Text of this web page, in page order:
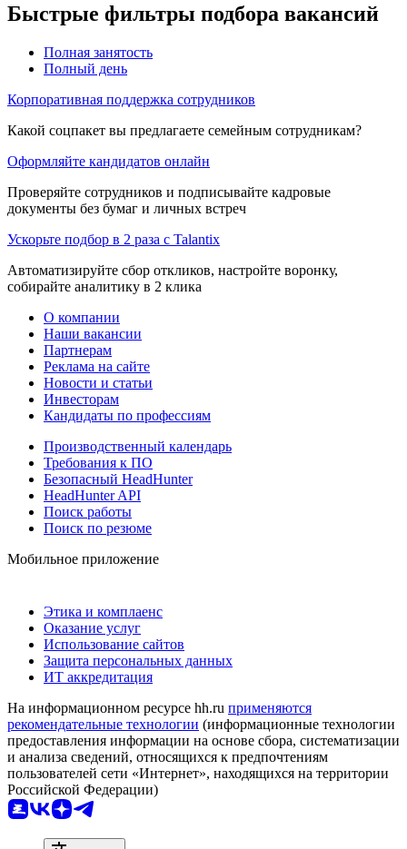
Быстрые фильтры подбора вакансий
Полная занятость
Полный день
Корпоративная поддержка сотрудников
Какой соцпакет вы предлагаете семейным сотрудникам?
Оформляйте кандидатов онлайн
Проверяйте сотрудников и подписывайте кадровые
документы без бумаг и личных встреч
Ускорьте подбор в 2 раза с Talantix
Автоматизируйте сбор откликов, настройте воронку,
собирайте аналитику в 2 клика
О компании
Наши вакансии
Партнерам
Реклама на сайте
Новости и статьи
Инвесторам
Кандидаты по профессиям
Производственный календарь
Требования к ПО
Безопасный HeadHunter
HeadHunter API
Поиск работы
Поиск по резюме
Мобильное приложение
Этика и комплаенс
Оказание услуг
Использование сайтов
Защита персональных данных
ИТ аккредитация
На информационном ресурсе hh.ru применяются
рекомендательные технологии (информационные технологии
предоставления информации на основе сбора, систематизации
и анализа сведений, относящихся к предпочтениям
пользователей сети «Интернет», находящихся на территории
Российской Федерации)